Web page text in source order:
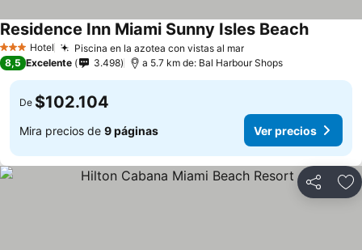
3 Estrellas
Hotel Piscina en la azotea con vistas al mar
Residence Inn Miami Sunny Isles Beach
8,5 Excelente 3.498 a 5.7 km de: Bal Harbour Shops
De $102.104
Mira precios de 9 páginas Ver precios
Compartir